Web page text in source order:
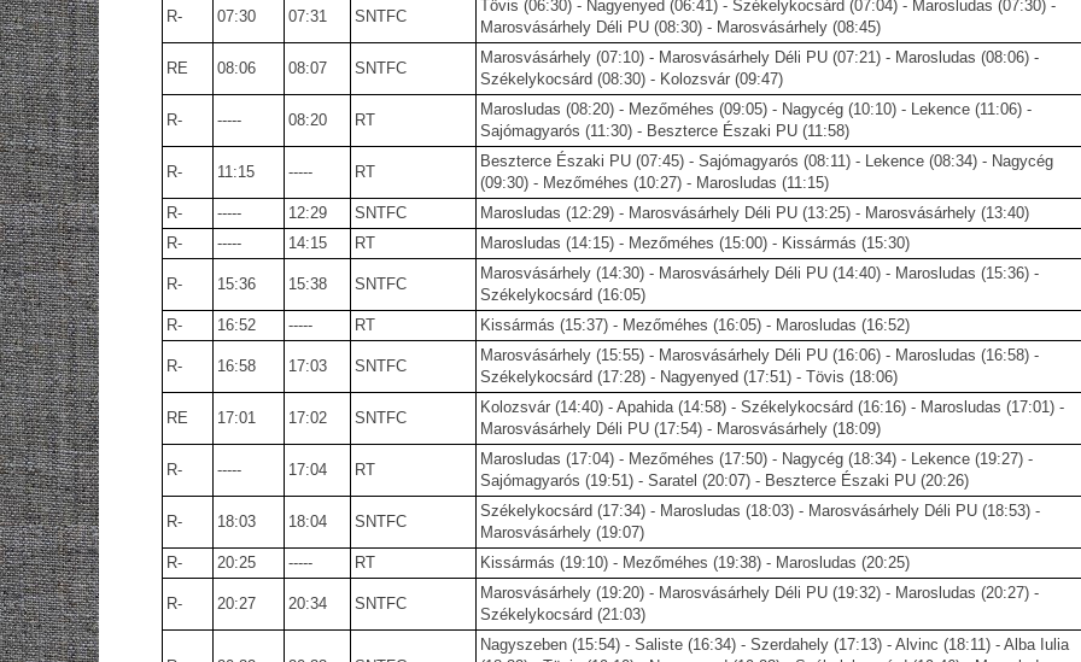
R- 07:30 07:31 SNTFC
Tövis (06:30) - Nagyenyed (06:41) - Székelykocsárd (07:04) - Marosludas (07:30) -
Marosvásárhely Déli PU (08:30) - Marosvásárhely (08:45)
RE 08:06 08:07 SNTFC
Marosvásárhely (07:10) - Marosvásárhely Déli PU (07:21) - Marosludas (08:06) -
Székelykocsárd (08:30) - Kolozsvár (09:47)
R- ----- 08:20 RT
Marosludas (08:20) - Mezőméhes (09:05) - Nagycég (10:10) - Lekence (11:06) -
Sajómagyarós (11:30) - Beszterce Északi PU (11:58)
R- 11:15 ----- RT
Beszterce Északi PU (07:45) - Sajómagyarós (08:11) - Lekence (08:34) - Nagycég
(09:30) - Mezőméhes (10:27) - Marosludas (11:15)
R-
----- 12:29 SNTFC
Marosludas (12:29) - Marosvásárhely Déli PU (13:25) - Marosvásárhely (13:40)
R-
----- 14:15 RT Marosludas (14:15) - Mezőméhes (15:00) - Kissármás (15:30)
R- 15:36 15:38 SNTFC
Marosvásárhely (14:30) - Marosvásárhely Déli PU (14:40) - Marosludas (15:36) -
Székelykocsárd (16:05)
R-
16:52 ----- RT Kissármás (15:37) - Mezőméhes (16:05) - Marosludas (16:52)
R- 16:58 17:03 SNTFC
Marosvásárhely (15:55) - Marosvásárhely Déli PU (16:06) - Marosludas (16:58) -
Székelykocsárd (17:28) - Nagyenyed (17:51) - Tövis (18:06)
RE 17:01 17:02 SNTFC
Kolozsvár (14:40) - Apahida (14:58) - Székelykocsárd (16:16) - Marosludas (17:01) -
Marosvásárhely Déli PU (17:54) - Marosvásárhely (18:09)
R- ----- 17:04 RT
Marosludas (17:04) - Mezőméhes (17:50) - Nagycég (18:34) - Lekence (19:27) -
Sajómagyarós (19:51) - Saratel (20:07) - Beszterce Északi PU (20:26)
R- 18:03 18:04 SNTFC
Székelykocsárd (17:34) - Marosludas (18:03) - Marosvásárhely Déli PU (18:53) -
Marosvásárhely (19:07)
R-
20:25 ----- RT Kissármás (19:10) - Mezőméhes (19:38) - Marosludas (20:25)
R- 20:27 20:34 SNTFC
Marosvásárhely (19:20) - Marosvásárhely Déli PU (19:32) - Marosludas (20:27) -
Székelykocsárd (21:03)
Nagyszeben (15:54) - Saliste (16:34) - Szerdahely (17:13) - Alvinc (18:11) - Alba Iulia